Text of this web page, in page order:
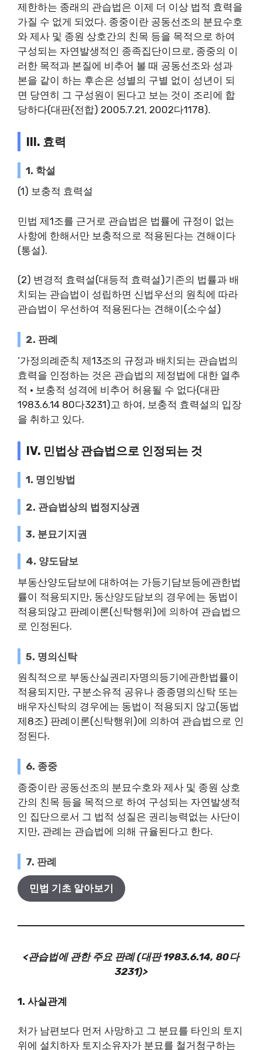
제한하는 종래의 관습법은 이제 더 이상 법적 효력을
가질 수 없게 되었다. 종중이란 공동선조의 분묘수호
와 제사 및 종원 상호간의 친목 등을 목적으로 하여
구성되는 자연발생적인 종족집단이므로, 종중의 이
러한 목적과 본질에 비추어 볼 때 공동선조와 성과
본을 같이 하는 후손은 성별의 구별 없이 성년이 되
면 당연히 그 구성원이 된다고 보는 것이 조리에 합
당하다(대판(전합) 2005.7.21, 2002다1178).
III. 효력
1. 학설
(1) 보충적 효력설
민법 제1조를 근거로 관습법은 법률에 규정이 없는
사항에 한해서만 보충적으로 적용된다는 견해이다
(통설).
(2) 변경적 효력설(대등적 효력설)기존의 법률과 배
치되는 관습법이 성립하면 신법우선의 원칙에 따라
관습법이 우선하여 적용된다는 견해이(소수설)
2. 판례
‘가정의례준칙 제13조의 규정과 배치되는 관습법의
효력을 인정하는 것은 관습법의 제정법에 대한 열추
적 · 보충적 성격에 비추어 허용될 수 없다(대판
1983.6.14 80다3231)고 하여, 보충적 효력설의 입장
을 취하고 있다.
IV. 민법상 관습법으로 인정되는 것
1. 명인방법
2. 관습법상의 법정지상권
3. 분묘기지권
4. 양도담보
부동산양도담보에 대하여는 가등기담보등에관한법
률이 적용되지만, 동산양도담보의 경우에는 동법이
적용되않고 판례이론(신탁행위)에 의하여 관습법으
로 인정된다.
5. 명의신탁
원칙적으로 부동산실권리자명의등기에관한법률이
적용되지만, 구분소유적 공유나 종종명의신탁 또는
배우자신탁의 경우에는 동법이 적용되지 않고(동법
제8조) 판례이론(신탁행위)에 의하여 관습법으로 인
정된다.
6. 종중
종중이란 공동선조의 분묘수호와 제사 및 종원 상호
간의 친목 등을 목적으로 하여 구성되는 자연발생적
인 집단으로서 그 법적 성질은 권리능력없는 사단이
지만, 관례는 관습법에 의해 규율된다고 한다.
7. 판례
민법 기초 알아보기
<관습법에 관한 주요 판례 (대판 1983.6.14, 80다
3231)>
1. 사실관계
처가 남편보다 먼저 사망하고 그 분묘를 타인의 토지
위에 설치하자 토지소유자가 분묘를 철거청구하는